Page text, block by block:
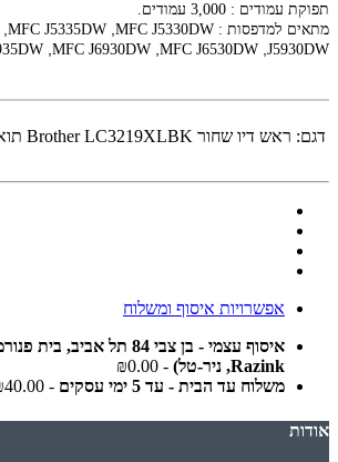
תפוקת עמודים : 3,000 עמודים.
מתאים למדפסות : MFC J5330DW
,
MFC J5335DW
,
J5930DW
,
MFC J6530DW
,
MFC J6930DW
,
דגם: ‏ראש דיו ‏שחור Brother LC3219XLBK תואם
אפשרויות איסוף ומשלוח
Razink, ניר-טל)
- ₪0.00
משלוח עד הבית - עד 5 ימי עסקים
- ₪40.00
אודות